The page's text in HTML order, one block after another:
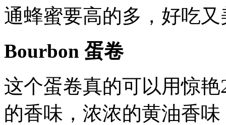
通蜂蜜要高的多，好吃
Bourbon 蛋卷
这个蛋卷真的可以用惊
的香味，浓浓的黄油香